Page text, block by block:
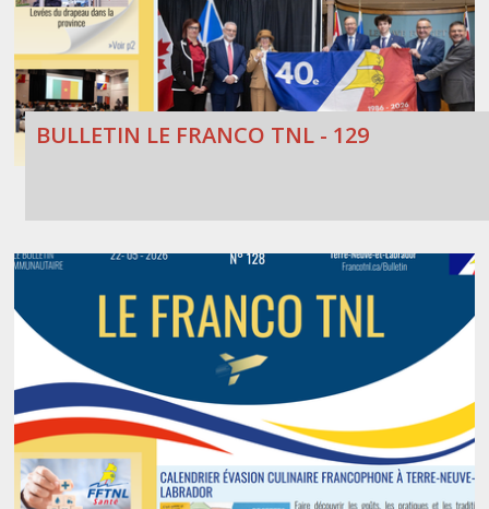
BULLETIN LE FRANCO TNL - 129